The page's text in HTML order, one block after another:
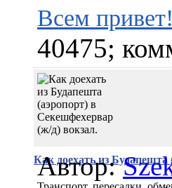
Всем привет!
40475;
Как доехать из
Автор: